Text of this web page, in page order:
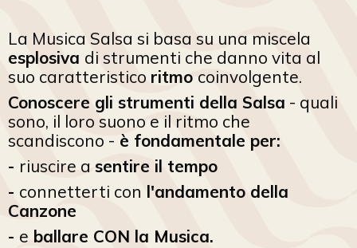
La Musica Salsa si basa su una miscela
esplosiva di strumenti che danno vita al
suo caratteristico ritmo coinvolgente.
Conoscere gli strumenti della Salsa - quali
sono, il loro suono e il ritmo che
scandiscono - è fondamentale per:
- riuscire a sentire il tempo
- connetterti con l'andamento della
Canzone
- e ballare CON la Musica.